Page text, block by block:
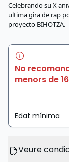
Celebrando su X
ultima gira de rap
proyecto BIHOTZA.
No
menors de 16
Edat mínima
Veure